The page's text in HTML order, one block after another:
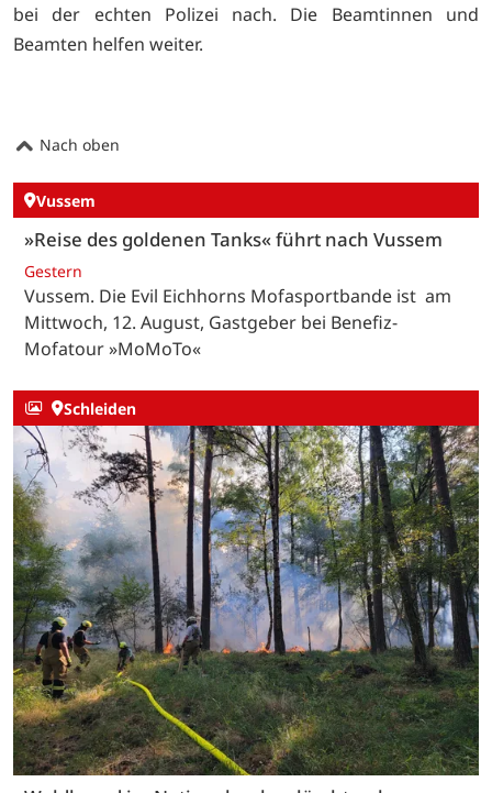
bei der echten Polizei nach. Die Beamtinnen und
Beamten helfen weiter.
Nach oben
Vussem
»Reise des goldenen Tanks« führt nach Vussem
Gestern
Vussem. Die Evil Eichhorns Mofasportbande ist am
Mittwoch, 12. August, Gastgeber bei Benefiz-
Mofatour »MoMoTo«
Schleiden